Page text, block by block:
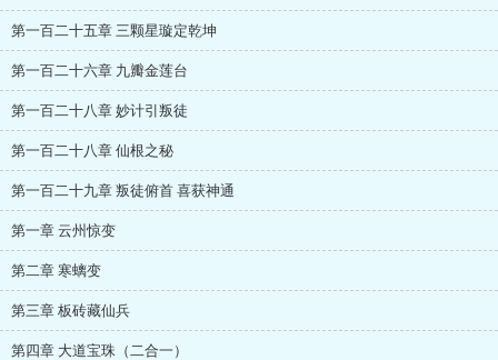
第一百二十五章 三颗星璇定乾坤
第一百二十六章 九瓣金莲台
第一百二十八章 妙计引叛徒
第一百二十八章 仙根之秘
第一百二十九章 叛徒俯首 喜获神通
第一章 云州惊变
第二章 寒螭变
第三章 板砖藏仙兵
第四章 大道宝珠（二合一）